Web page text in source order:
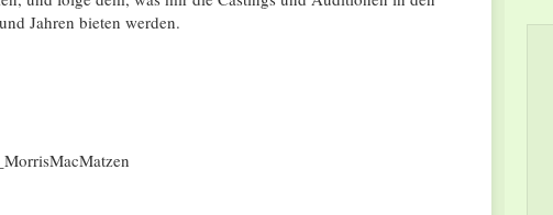
Jahren bieten werden.